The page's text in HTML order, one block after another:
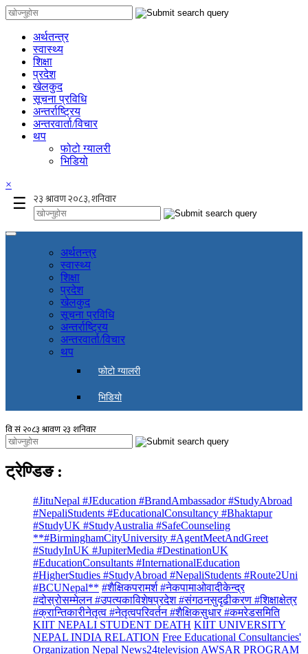
अर्थतन्त्र
स्वास्थ्य
शिक्षा
प्रदेश
खेलकुद
सूचना प्रविधि
अन्तर्राष्ट्रिय
अन्तरवार्ता/विचार
थप
फोटो ग्यालरी
भिडियो
×
☰
अर्थतन्त्र
स्वास्थ्य
शिक्षा
प्रदेश
खेलकुद
सूचना प्रविधि
अन्तर्राष्ट्रिय
अन्तरवार्ता/विचार
थप
फोटो ग्यालरी
भिडियो
ट्रेण्डिङ :
#JituNepal #JEducation #BrandAmbassador #StudyAbroad
#NepaliStudents #EducationalConsultancy #Bhaktapur
#StudyUK #StudyAustralia #SafeCounseling
**#BirminghamCityUniversity #AgentMeetAndGreet
#StudyInUK #JupiterMedia #DestinationUK
#EducationConsultants #InternationalEducation
#HigherStudies #StudyAbroad #NepaliStudents #Route2Uni
#BCUNepal** #शैक्षिकपरामर्श #नेकपामाओवादीकेन्द्र
#दोस्रोसम्मेलन #उपत्यकाविशेषप्रदेश #संगठनसुदृढीकरण #शिक्षाक्षेत्र
#क्रान्तिकारीनेतृत्व #नेतृत्वपरिवर्तन #शैक्षिकसुधार #कमरेडसमिति
KIIT NEPALI STUDENT DEATH KIIT UNIVERSITY
NEPAL INDIA RELATION Free Educational Consultancies'
Organization Nepal News24television AWSAR PROGRAM